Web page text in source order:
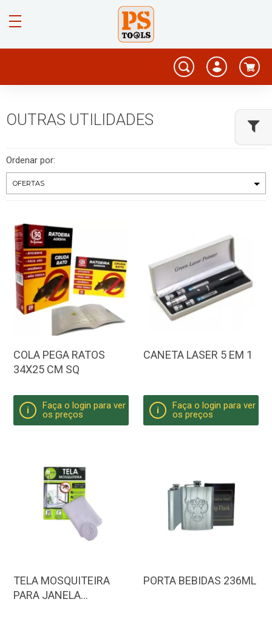
OUTRAS UTILIDADES
Ordenar por:
COLA PEGA RATOS
34X25 CM SQ
i
Faça o login para ver
os preços
CANETA LASER 5 EM 1
i
Faça o login para ver
os preços
TELA MOSQUITEIRA
PARA JANELA
PORTA BEBIDAS 236ML